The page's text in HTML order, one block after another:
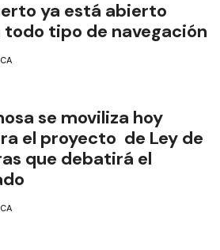
ya está abierto
todo tipo de navegación
se moviliza hoy
el proyecto de Ley de
que debatirá el